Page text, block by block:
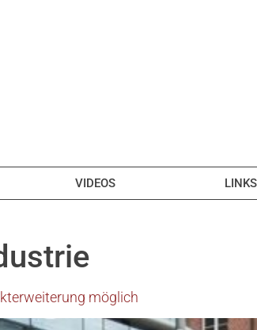
VIDEOS LINKS
möglich